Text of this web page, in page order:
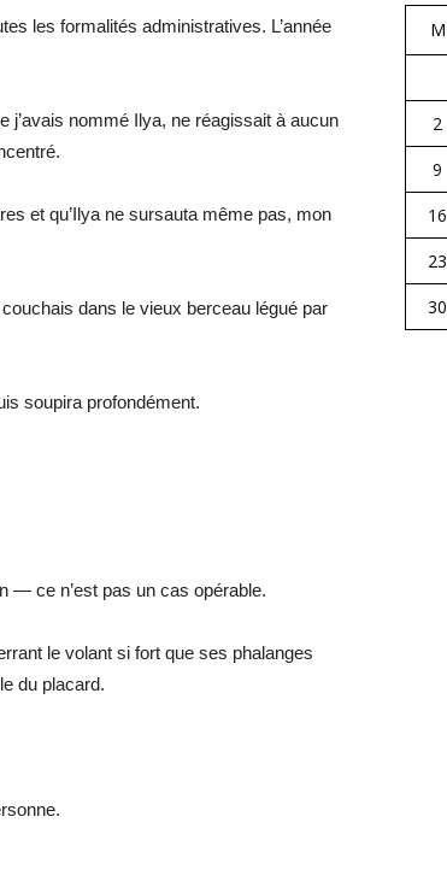
les formalités administratives. L’année
j’avais nommé Ilya, ne réagissait à aucun
et qu’Ilya ne sursauta même pas, mon
dans le vieux berceau légué par
soupira profondément.
— ce n’est pas un cas opérable.
le volant si fort que ses phalanges
du placard.
M
2
9
16
23
30